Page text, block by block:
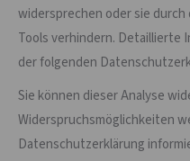
widersprechen oder sie
Tools verhindern. Detaillierte
der folgenden
Sie können dieser Analyse
Widerspruchsmöglichkeiten
Datenschutzerklärung